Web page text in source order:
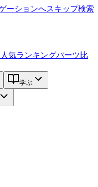
ーションへスキップ検索
人気ランキングパーツ比
学ぶ